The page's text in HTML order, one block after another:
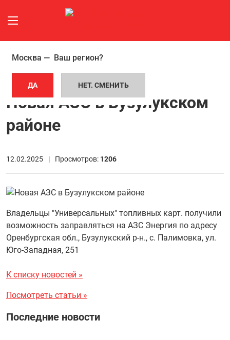
Москва — Ваш регион?
ДА НЕТ. СМЕНИТЬ
ГЛАВНАЯ СТРАНИЦА
НОВОСТИ
Новая АЗС в Бузулукском
районе
12.02.2025 | Просмотров: 1206
Владельцы "Универсальных" топливных карт. получили
возможность заправляться на АЗС Энергия по адресу
Оренбургская обл., Бузулукский р-н., с. Палимовка, ул.
Юго-Западная, 251
К списку новостей »
Посмотреть статьи »
Последние новости